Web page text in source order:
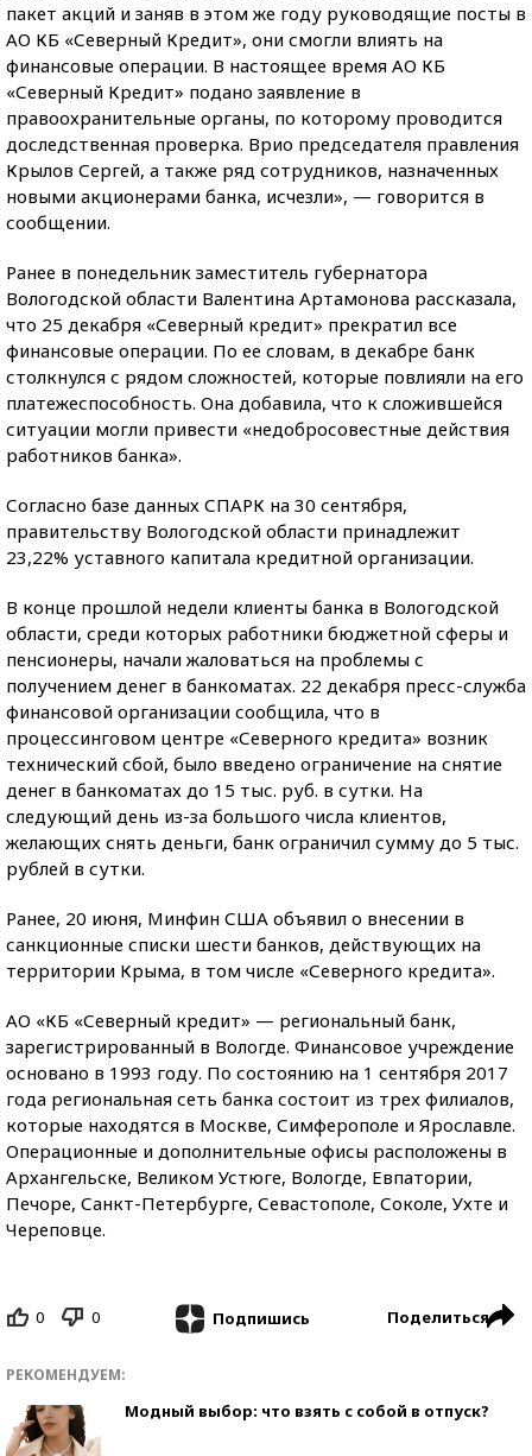
пакет акций и заняв в этом же году руководящие посты в
АО КБ «Северный Кредит», они смогли влиять на
финансовые операции. В настоящее время АО КБ
«Северный Кредит» подано заявление в
правоохранительные органы, по которому проводится
доследственная проверка. Врио председателя правления
Крылов Сергей, а также ряд сотрудников, назначенных
новыми акционерами банка, исчезли», — говорится в
сообщении.
Ранее в понедельник заместитель губернатора
Вологодской области Валентина Артамонова рассказала,
что 25 декабря «Северный кредит» прекратил все
финансовые операции. По ее словам, в декабре банк
столкнулся с рядом сложностей, которые повлияли на его
платежеспособность. Она добавила, что к сложившейся
ситуации могли привести «недобросовестные действия
работников банка».
Согласно базе данных СПАРК на 30 сентября,
правительству Вологодской области принадлежит
23,22% уставного капитала кредитной организации.
В конце прошлой недели клиенты банка в Вологодской
области, среди которых работники бюджетной сферы и
пенсионеры, начали жаловаться на проблемы с
получением денег в банкоматах. 22 декабря пресс-служба
финансовой организации сообщила, что в
процессинговом центре «Северного кредита» возник
технический сбой, было введено ограничение на снятие
денег в банкоматах до 15 тыс. руб. в сутки. На
следующий день из-за большого числа клиентов,
желающих снять деньги, банк ограничил сумму до 5 тыс.
рублей в сутки.
Ранее, 20 июня, Минфин США объявил о внесении в
санкционные списки шести банков, действующих на
территории Крыма, в том числе «Северного кредита».
АО «КБ «Северный кредит» — региональный банк,
зарегистрированный в Вологде. Финансовое учреждение
основано в 1993 году. По состоянию на 1 сентября 2017
года региональная сеть банка состоит из трех филиалов,
которые находятся в Москве, Симферополе и Ярославле.
Операционные и дополнительные офисы расположены в
Архангельске, Великом Устюге, Вологде, Евпатории,
Печоре, Санкт-Петербурге, Севастополе, Соколе, Ухте и
Череповце.
0 0 Подпишись Поделиться
РЕКОМЕНДУЕМ:
Модный выбор: что взять с собой в отпуск?